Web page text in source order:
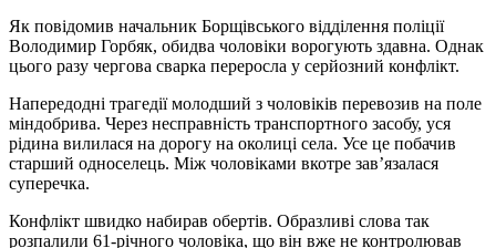
Як повідомив начальник Борщівського відділення поліції
Володимир Горбяк, обидва чоловіки ворогують здавна. Однак
цього разу чергова сварка переросла у серйозний конфлікт.
Напередодні трагедії молодший з чоловіків перевозив на поле
міндобрива. Через несправність транспортного засобу, уся
рідина вилилася на дорогу на околиці села. Усе це побачив
старший односелець. Між чоловіками вкотре зав’язалася
суперечка.
Конфлікт швидко набирав обертів. Образливі слова так
розпалили 61-річного чоловіка, що він вже не контролював